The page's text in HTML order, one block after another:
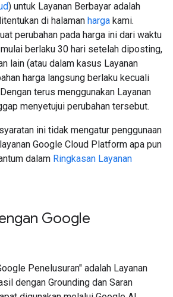
) untuk Layanan Berbayar adalah
di halaman harga kami.
perubahan pada harga ini dari waktu
berlaku 30 hari setelah diposting,
lain (atau dalam kasus Layanan
harga langsung berlaku kecuali
terus menggunakan Layanan
menyetujui perubahan tersebut.
ini tidak mengatur penggunaan
Google Cloud Platform apa pun
dalam Ringkasan Layanan
Google
Penelusuran" adalah Layanan
dengan Grounding dan Saran